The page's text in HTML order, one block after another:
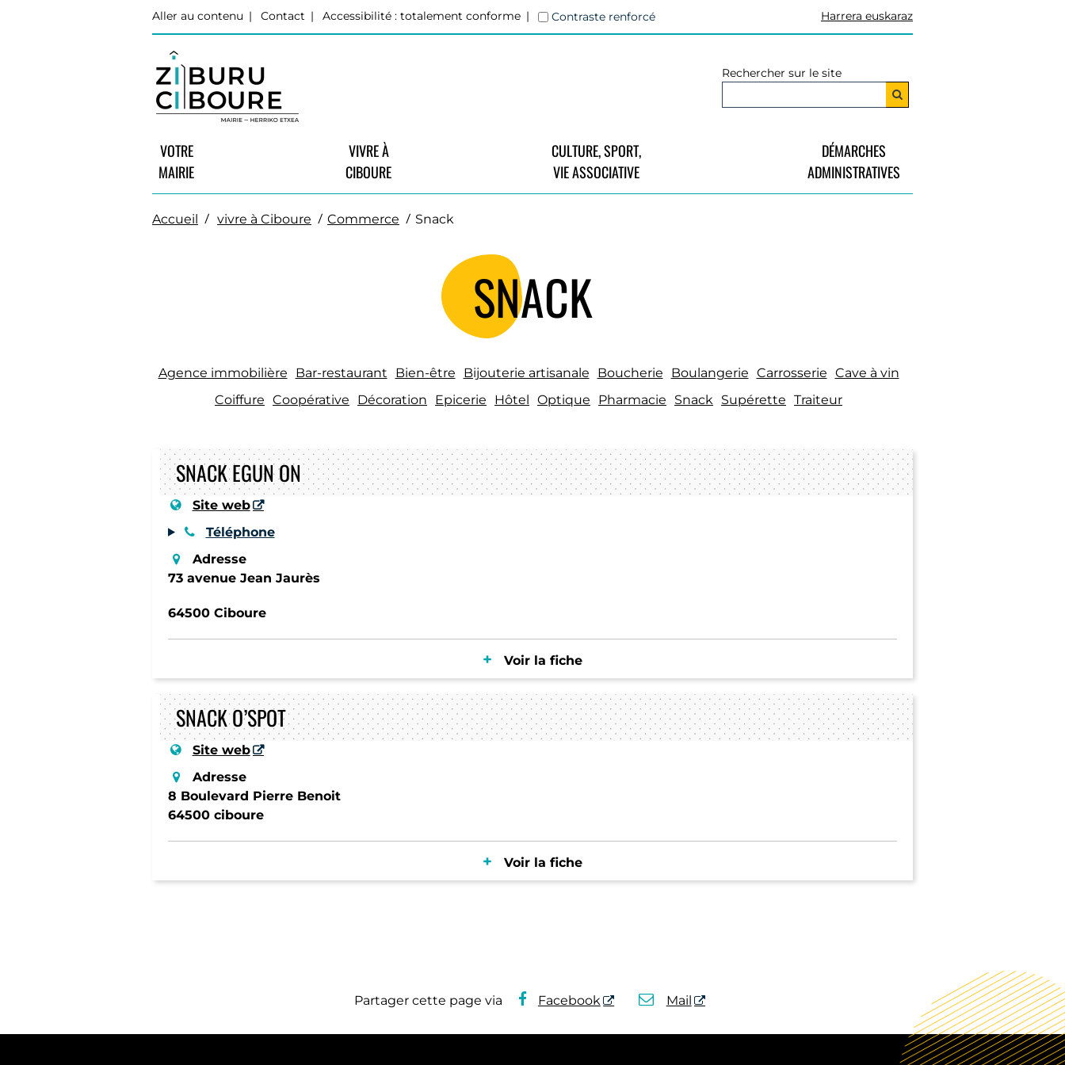
Aller au contenu Contact Accessibilité : totalement conforme Contraste renforcé Harrera euskaraz
Rechercher sur le site
VOTRE
MAIRIE
VIVRE À
CIBOURE
CULTURE, SPORT,
VIE ASSOCIATIVE
DÉMARCHES
ADMINISTRATIVES
Accueil vivre à Ciboure Commerce Snack
SNACK
Agence immobilière Bar-restaurant Bien-être Bijouterie artisanale Boucherie Boulangerie Carrosserie Cave à vin
Coiffure Coopérative Décoration Epicerie Hôtel Optique Pharmacie Snack Supérette Traiteur
SNACK EGUN ON
Site web
Téléphone
Adresse
73 avenue Jean Jaurès
64500 Ciboure
Voir la fiche
SNACK O’SPOT
Site web
Adresse
8 Boulevard Pierre Benoit
64500 ciboure
Voir la fiche
Partager cette page via Facebook Mail